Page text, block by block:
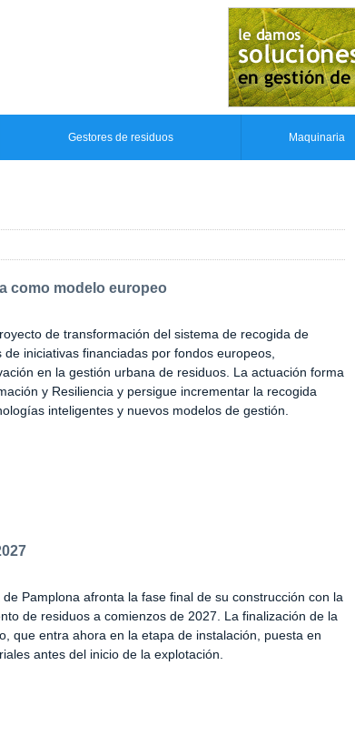
Gestores de residuos Maquinaria
como modelo europeo
de transformación del sistema de recogida de
iniciativas financiadas por fondos europeos,
en la gestión urbana de residuos. La actuación forma
y Resiliencia y persigue incrementar la recogida
inteligentes y nuevos modelos de gestión.
Pamplona afronta la fase final de su construcción con la
de residuos a comienzos de 2027. La finalización de la
que entra ahora en la etapa de instalación, puesta en
antes del inicio de la explotación.